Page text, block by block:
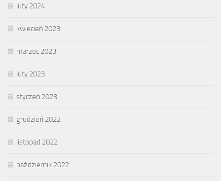
luty 2024
kwiecień 2023
marzec 2023
luty 2023
styczeń 2023
grudzień 2022
listopad 2022
październik 2022